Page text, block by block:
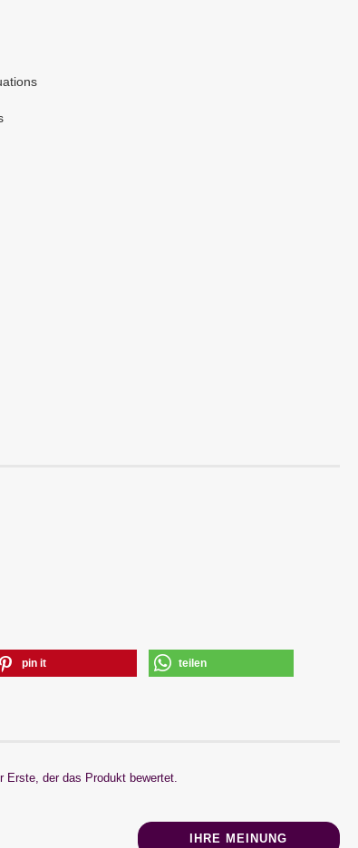
pin it teilen
Erste, der das Produkt bewertet.
IHRE MEINUNG